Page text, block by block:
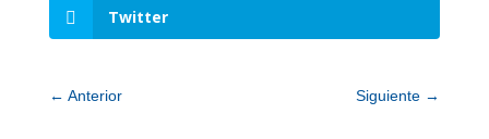
Twitter
← Anterior Siguiente →